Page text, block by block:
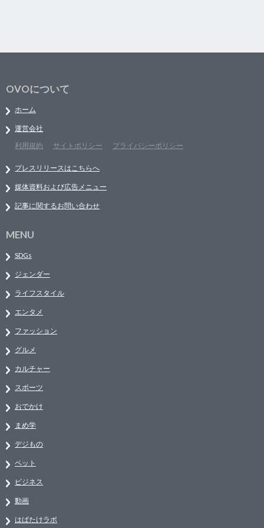
OVOについて
ホーム
運営会社
利用規約
サイトポリシー プライバシーポリシー
プレスリリースはこちらへ
媒体資料および広告メニュー
記事に関するお問い合わせ
MENU
SDGs
ジェンダー
ライフスタイル
エンタメ
ファッション
グルメ
カルチャー
スポーツ
おでかけ
まめ学
デジもの
ペット
ビジネス
動画
はばたけラボ